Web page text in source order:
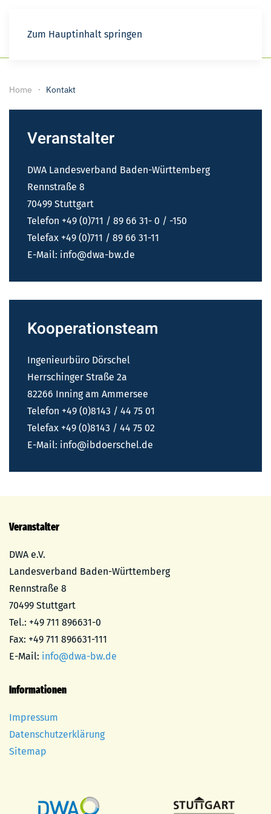
Zum Hauptinhalt springen
Home Kontakt
Veranstalter
DWA Landesverband Baden-Württemberg
Rennstraße 8
70499 Stuttgart
Telefon +49 (0)711 / 89 66 31- 0 / -150
Telefax +49 (0)711 / 89 66 31-11
E-Mail: info@dwa-bw.de
Kooperationsteam
Ingenieurbüro Dörschel
Herrschinger Straße 2a
82266 Inning am Ammersee
Telefon +49 (0)8143 / 44 75 01
Telefax +49 (0)8143 / 44 75 02
E-Mail: info@ibdoerschel.de
Veranstalter
DWA e.V.
Landesverband Baden-Württemberg
Rennstraße 8
70499 Stuttgart
Tel.: +49 711 896631-0
Fax: +49 711 896631-111
E-Mail: info@dwa-bw.de
Informationen
Impressum
Datenschutzerklärung
Sitemap